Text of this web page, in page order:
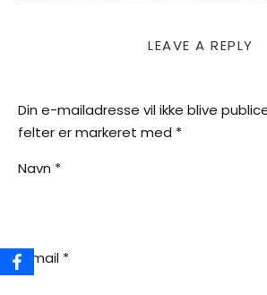
LEAVE A REPLY
Din e-mailadresse vil ikke blive
felter er markeret med *
Navn *
E-mail *